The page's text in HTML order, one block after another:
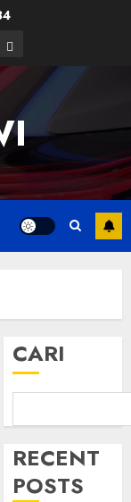
Instagram
CARI
RECENT
POSTS